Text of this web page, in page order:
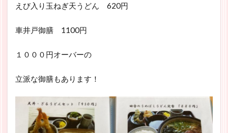
えび入り玉ねぎ天うどん 620円
車井戸御膳 1100円
１０００円オーバーの
立派な御膳もあります！